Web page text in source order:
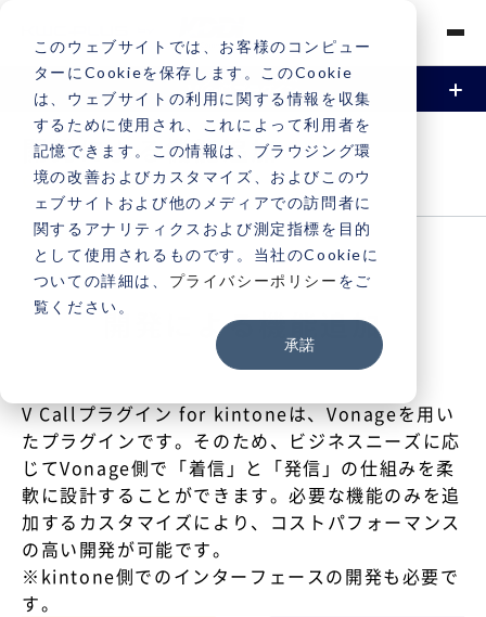
このウェブサイトでは、お客様のコンピュー
ターにCookieを保存します。このCookie
は、ウェブサイトの利用に関する情報を収集
するために使用され、これによって利用者を
記憶できます。この情報は、ブラウジング環
境の改善およびカスタマイズ、およびこのウ
ェブサイトおよび他のメディアでの訪問者に
関するアナリティクスおよび測定指標を目的
として使用されるものです。当社のCookieに
ついての詳細は、 プライバシーポリシー をご
覧ください。
承諾
V Callプラグイン for kintoneとは
機能
基本機能
開発による機能追加
事例
ご利用方法
サポート
お問い合わせ ご利用中のお客様専用
よくある質問
資料請求 トライアル お問い合わせ
開発による機能追加
CUSTOMIZE
開発による機能追加
V Callプラグイン for kintoneは、Vonageを用い
たプラグインです。そのため、ビジネスニーズに応
じてVonage側で「着信」と「発信」の仕組みを柔
軟に設計することができます。必要な機能のみを追
加するカスタマイズにより、コストパフォーマンス
の高い開発が可能です。
※kintone側でのインターフェースの開発も必要で
す。